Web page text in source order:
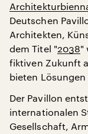
Deutschen
Architekten,
dem Titel "2038"
fiktiven Zukunft
bieten Lösungen
Der Pavillon
internationalen
Gesellschaft,